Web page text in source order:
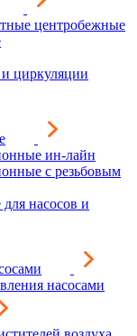
центробежные
циркуляции
ин-лайн
с резьбовым
насосов и
насосами